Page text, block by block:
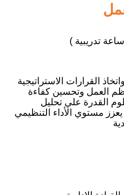
القرارات الاستراتيجية
العمل وتحسين كفاءة
القدرة علي تحليل
مستوي الأداء التنظيمي